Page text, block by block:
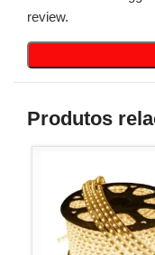
review.
Produtos